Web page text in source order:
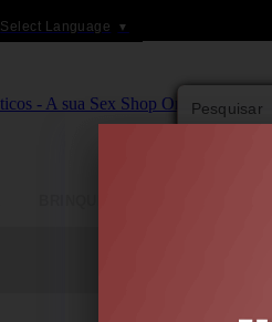
Select Language ▼